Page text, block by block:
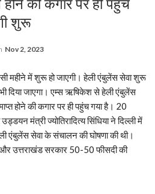
की कगार पर ही पहुंच
शुरू
Nov 2, 2023
महीने में शुरू हो जाएगी। हेली एंबुलेंस सेवा शुरू
दिया जाएगा। एम्स ऋषिकेश से हेली एंबुलेंस
होने की कगार पर ही पहुंच गया है। 20
मंत्री ज्योतिरादित्य सिंधिया ने दिल्ली में
एंबुलेंस सेवा के संचालन की घोषणा की थी।
उत्तराखंड सरकार 50-50 फीसदी की